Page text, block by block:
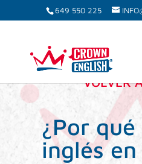
649 550 225
VOLVER
¿Por
inglés